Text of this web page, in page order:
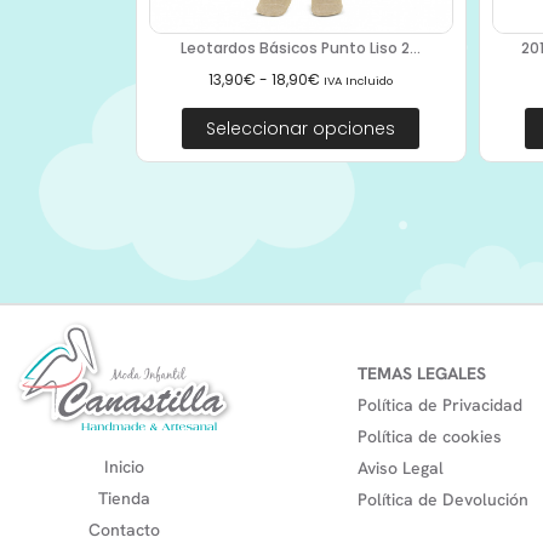
Leotardos Básicos Punto Liso 2...
13,90€ - 18,90€ IVA Incluido
Seleccionar opciones
Inicio
Tienda
Contacto
TEMAS LEGALES
Política de Privacidad
Política de cookies
Aviso Legal
Política de Devolución